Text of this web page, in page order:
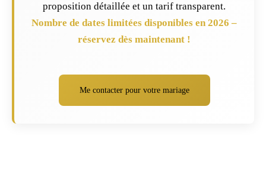
proposition détaillée et un tarif transparent.
Nombre de dates limitées disponibles en 2026 –
réservez dès maintenant !
Me contacter pour votre mariage